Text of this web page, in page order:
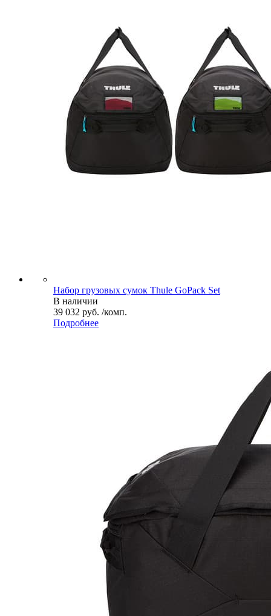
Набор грузовых сумок Thule GoPack Set
В наличии
39 032 руб. /комп.
Подробнее